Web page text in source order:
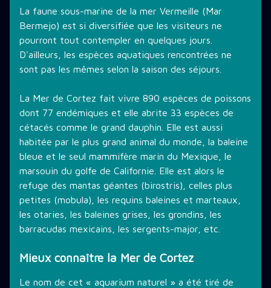
La faune sous-marine de la mer Vermeille (Mar
Bermejo) est si diversifiée que les visiteurs ne
pourront tout contempler en quelques jours.
D'ailleurs, les espèces aquatiques rencontrées ne
sont pas les mêmes selon la saison des séjours.
La Mer de Cortez fait vivre 890 espèces de poissons
dont 77 endémiques et elle abrite 33 espèces de
cétacés comme le grand dauphin. Elle est aussi
habitée par le plus grand animal du monde, la baleine
bleue et le seul mammifère marin du Mexique, le
marsouin du golfe de Californie. Elle est alors le
refuge des mantas géantes (birostris), celles plus
petites (mobula), les requins baleines et marteaux,
les otaries, les baleines grises, les grondins, les
barracudas mexicains, les sergents-major, etc.
Mieux connaître la Mer de Cortez
Le nom de cet « aquarium naturel » a été tiré de